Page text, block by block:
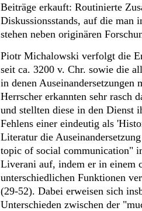
Beiträge erkauft: Routinierte
Diskussionsstands, auf die
stehen neben originären
Piotr Michalowski verfolgt die
seit ca. 3200 v. Chr. sowie die
in denen Auseinandersetzungen
Herrscher erkannten sehr rasch
und stellten diese in den Dienst
Fehlens einer eindeutig als
Literatur die
topic of social communication"
Liverani auf, indem er in einem
unterschiedlichen Funktionen
(29-52). Dabei erweisen sich
Unterschieden zwischen der